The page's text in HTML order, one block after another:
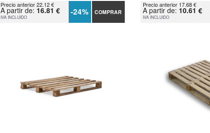
Precio anterior 22.12 €
A partir de: 16.81 €
IVA INCLUIDO -24% COMPRAR
Precio anterior 17.68 €
A partir de: 10.61 €
IVA INCLUIDO